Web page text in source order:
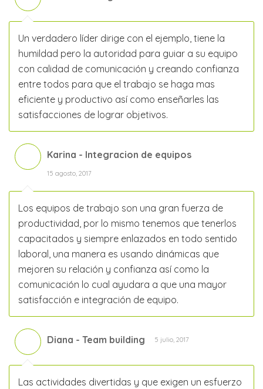
Un verdadero líder dirige con el ejemplo, tiene la
humildad pero la autoridad para guiar a su equipo
con calidad de comunicación y creando confianza
entre todos para que el trabajo se haga mas
eficiente y productivo así como enseñarles las
satisfacciones de lograr objetivos.
Karina - Integracion de equipos
15 agosto, 2017
Los equipos de trabajo son una gran fuerza de
productividad, por lo mismo tenemos que tenerlos
capacitados y siempre enlazados en todo sentido
laboral, una manera es usando dinámicas que
mejoren su relación y confianza así como la
comunicación lo cual ayudara a que una mayor
satisfacción e integración de equipo.
Diana - Team building 5 julio, 2017
Las actividades divertidas y que exigen un esfuerzo